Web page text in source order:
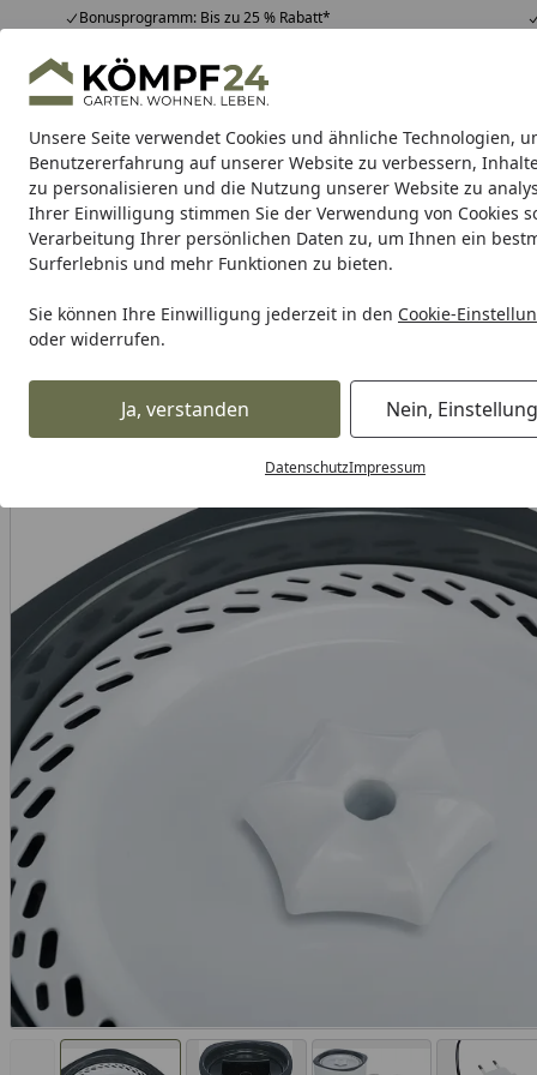
Unsere Seite verwendet Cookies und ähnliche Technologien,
Benutzererfahrung auf unserer Website zu verbessern,
zu personalisieren und die Nutzung unserer Website zu
Ihrer Einwilligung stimmen Sie der Verwendung von Cookies
Verarbeitung Ihrer persönlichen Daten zu, um Ihnen ein
Surferlebnis und mehr Funktionen zu bieten.
Sie können Ihre Einwilligung jederzeit in den Cookie-
oder widerrufen.
Ja, verstanden Nein,
DatenschutzImpressum
Bonusprogramm: Bis zu 25 % Rabatt*
Hotline07051 / 9 22 22
Mo-Fr. 8-16 Uhr 25.988 Bewertungen
Alle Produkte
Alle ProdukteHighlights Tipps & Tricks
Tierbedarf & Tiernahrung Hunde Katzen
Karibu Pools inkl.
Dein Traumpool im Sorglos-
Tierbedarf & Tiernahrung Hundebedarf Hundenäpfe &